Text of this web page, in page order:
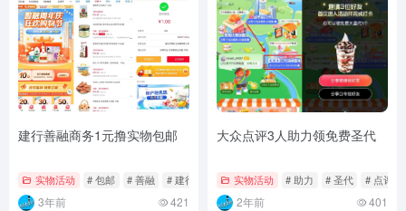
建行善融商务1元撸实物包邮
实物活动 # 包邮 # 善融 # 建行
3年前 421
大众点评3人助力领免费圣代
实物活动 # 助力 # 圣代 # 点评
2年前 401